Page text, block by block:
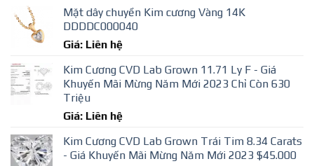
Mặt dây chuyền Kim cương Vàng 14K
DDDDC000040
Giá: Liên hệ
Kim Cương CVD Lab Grown 11.71 Ly F - Giá
Khuyến Mãi Mừng Năm Mới 2023 Chỉ Còn 630
Triệu
Giá: Liên hệ
Kim Cương CVD Lab Grown Trái Tim 8.34 Carats
- Giá Khuyến Mãi Mừng Năm Mới 2023 $45.000